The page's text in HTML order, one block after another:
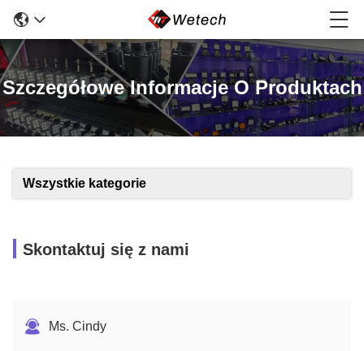
Szczegółowe Informacje O Produktach
Wszystkie kategorie
Skontaktuj się z nami
Ms. Cindy